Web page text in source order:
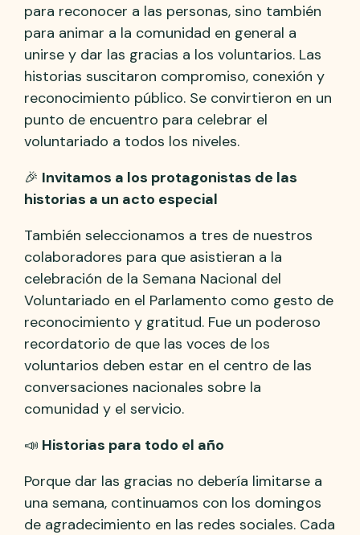
para reconocer a las personas, sino también
para animar a la comunidad en general a
unirse y dar las gracias a los voluntarios. Las
historias suscitaron compromiso, conexión y
reconocimiento público. Se convirtieron en un
punto de encuentro para celebrar el
voluntariado a todos los niveles.
🎉 Invitamos a los protagonistas de las
historias a un acto especial
También seleccionamos a tres de nuestros
colaboradores para que asistieran a la
celebración de la Semana Nacional del
Voluntariado en el Parlamento como gesto de
reconocimiento y gratitud. Fue un poderoso
recordatorio de que las voces de los
voluntarios deben estar en el centro de las
conversaciones nacionales sobre la
comunidad y el servicio.
📣 Historias para todo el año
Porque dar las gracias no debería limitarse a
una semana, continuamos con los domingos
de agradecimiento en las redes sociales. Cada